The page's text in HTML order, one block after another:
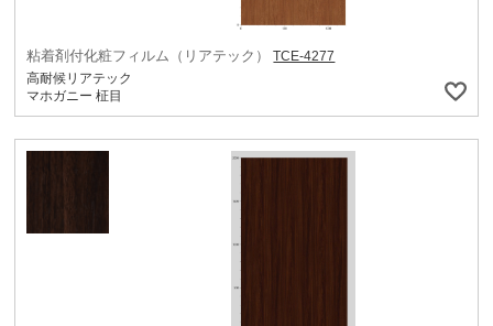
粘着剤付化粧フィルム（リアテック）
TCE-4277
高耐候リアテック
マホガニー 柾目